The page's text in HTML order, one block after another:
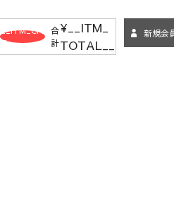
__ITM_CN
T__
合
計
¥__ITM_
TOTAL__
新規会